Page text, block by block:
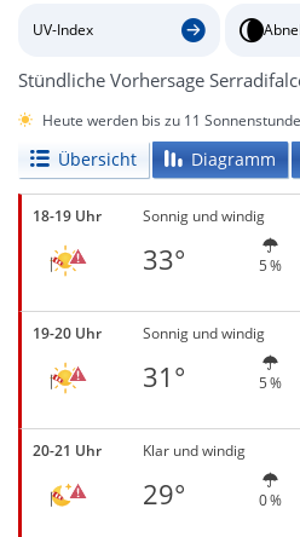
UV-Index
Stündliche Vorhersage
Heute werden bis zu 11
Übersicht Diagramm
18-19 Uhr Sonnig und windig
33° 5 %
19-20 Uhr Sonnig und windig
31° 5 %
20-21 Uhr Klar und windig
29° 0 %